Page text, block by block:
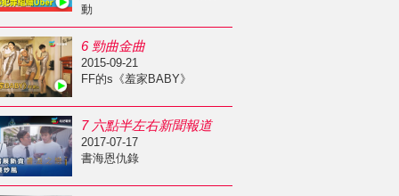
動
6 勁曲金曲
2015-09-21
FF的s《羞家BABY》
7 六點半左右新聞報道
2017-07-17
書海恩仇錄